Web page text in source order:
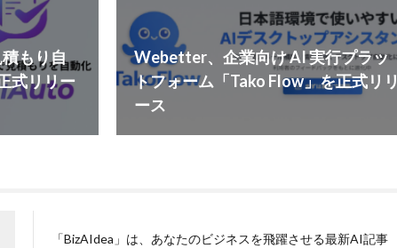
もり自
式リリー
Webetter、企業向け AI 実行プラッ
トフォーム「Tako Flow」を正式リリ
ース
「BizAIdea」は、あなたのビジネスを飛躍させる最新AI記事